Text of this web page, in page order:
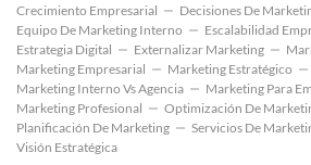
Crecimiento Empresarial
Decisiones De
Equipo De Marketing Interno
Escalabilidad
Estrategia Digital
Externalizar Marketing
Marketing Empresarial
Marketing Estratégico
Marketing Interno Vs Agencia
Marketing Para
Marketing Profesional
Optimización De
Planificación De Marketing
Servicios De
Visión Estratégica